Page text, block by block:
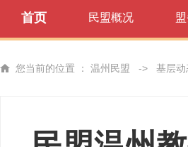
首页 民盟概况
您当前的位置 ： 温州民盟 -> 基层动